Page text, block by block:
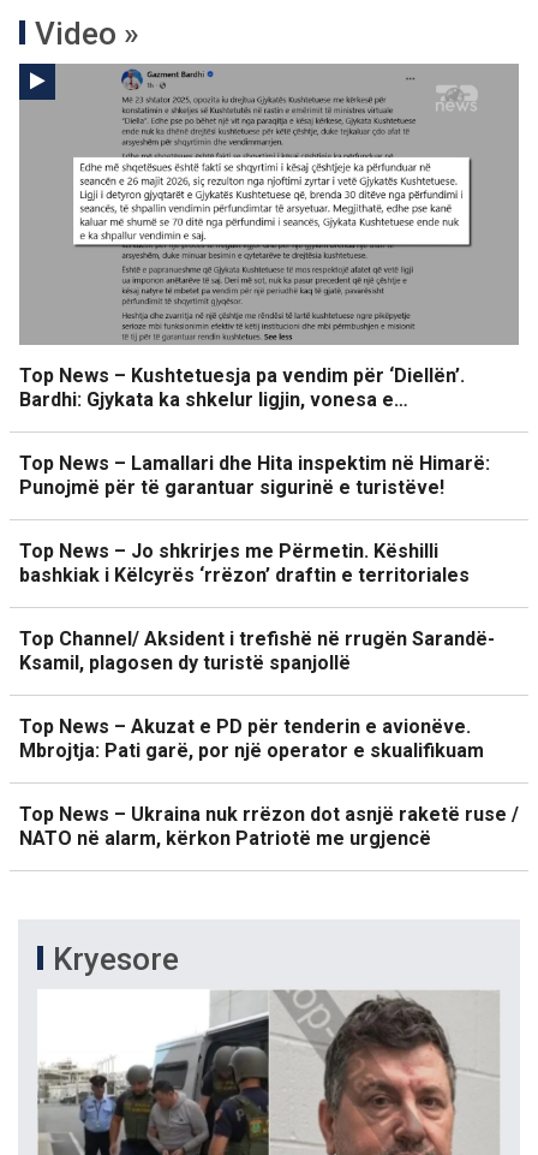
Video »
Top News – Kushtetuesja pa vendim për ‘Diellën’.
Bardhi: Gjykata ka shkelur ligjin, vonesa e…
Top News – Lamallari dhe Hita inspektim në Himarë:
Punojmë për të garantuar sigurinë e turistëve!
Top News – Jo shkrirjes me Përmetin. Këshilli
bashkiak i Këlcyrës ‘rrëzon’ draftin e territoriales
Top Channel/ Aksident i trefishë në rrugën Sarandë-
Ksamil, plagosen dy turistë spanjollë
Top News – Akuzat e PD për tenderin e avionëve.
Mbrojtja: Pati garë, por një operator e skualifikuam
Top News – Ukraina nuk rrëzon dot asnjë raketë ruse /
NATO në alarm, kërkon Patriotë me urgjencë
Kryesore